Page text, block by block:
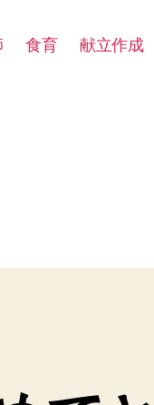
食育 献立作成